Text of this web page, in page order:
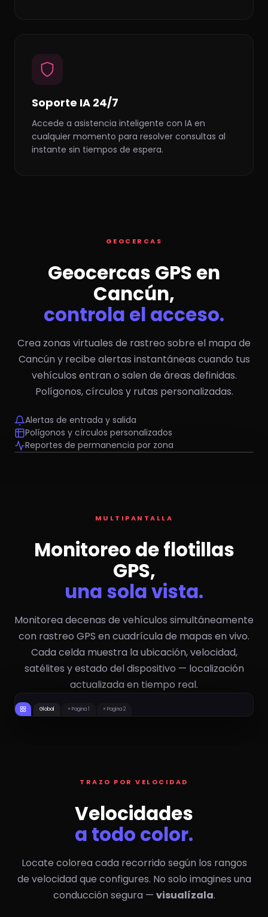
Soporte IA 24/7
Accede a asistencia inteligente con IA en
cualquier momento para resolver consultas al
instante sin tiempos de espera.
GEOCERCAS
Geocercas GPS en
Cancún,
controla el acceso.
Crea zonas virtuales de rastreo sobre el mapa de
Cancún y recibe alertas instantáneas cuando tus
vehículos entran o salen de áreas definidas.
Polígonos, círculos y rutas personalizadas.
Alertas de entrada y salida
Polígonos y círculos personalizados
Reportes de permanencia por zona
MULTIPANTALLA
Monitoreo de flotillas
GPS,
una sola vista.
Monitorea decenas de vehículos simultáneamente
con rastreo GPS en cuadrícula de mapas en vivo.
Cada celda muestra la ubicación, velocidad,
satélites y estado del dispositivo — localización
actualizada en tiempo real.
1316/1408 MX KM/H
Global × Pagina 1 × Pagina 2
TRAZO POR VELOCIDAD
Velocidades
a todo color.
Locate colorea cada recorrido según los rangos
de velocidad que configures. No solo imagines una
conducción segura — visualízala.